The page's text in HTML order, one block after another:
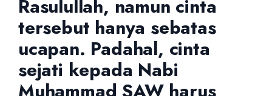
Rasulullah, namun cinta
tersebut hanya sebatas
ucapan. Padahal, cinta
sejati kepada Nabi